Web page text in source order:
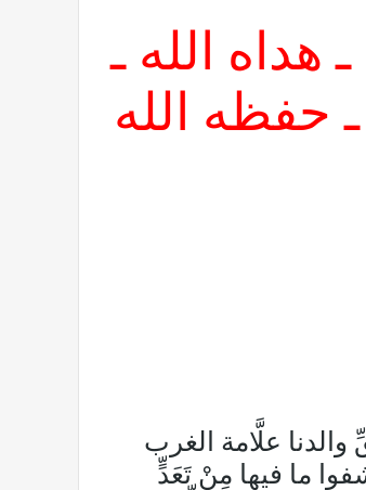
الله ـ
حفظه الله
علَّامة الغرب
ما فيها مِنْ تَعَدٍّ